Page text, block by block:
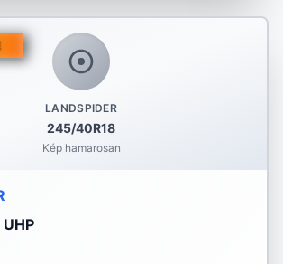
LANDSPIDER
245/40R18
Kép hamarosan
UHP